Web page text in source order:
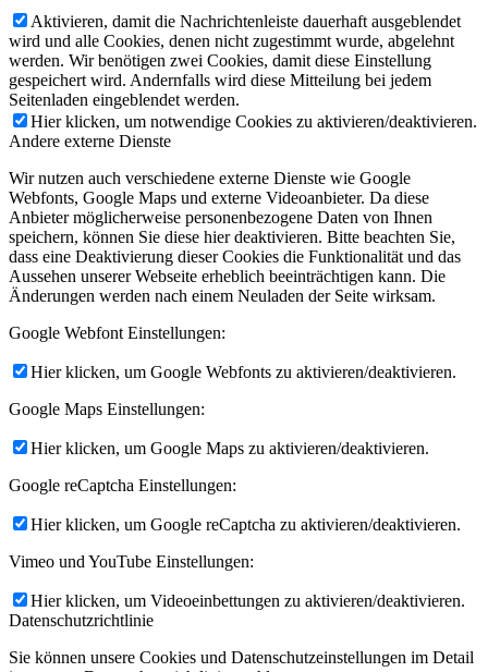
Aktivieren, damit die Nachrichtenleiste dauerhaft ausgeblendet
wird und alle Cookies, denen nicht zugestimmt wurde, abgelehnt
werden. Wir benötigen zwei Cookies, damit diese Einstellung
gespeichert wird. Andernfalls wird diese Mitteilung bei jedem
Seitenladen eingeblendet werden.
Hier klicken, um notwendige Cookies zu aktivieren/deaktivieren.
Andere externe Dienste
Wir nutzen auch verschiedene externe Dienste wie Google
Webfonts, Google Maps und externe Videoanbieter. Da diese
Anbieter möglicherweise personenbezogene Daten von Ihnen
speichern, können Sie diese hier deaktivieren. Bitte beachten Sie,
dass eine Deaktivierung dieser Cookies die Funktionalität und das
Aussehen unserer Webseite erheblich beeinträchtigen kann. Die
Änderungen werden nach einem Neuladen der Seite wirksam.
Google Webfont Einstellungen:
Hier klicken, um Google Webfonts zu aktivieren/deaktivieren.
Google Maps Einstellungen:
Hier klicken, um Google Maps zu aktivieren/deaktivieren.
Google reCaptcha Einstellungen:
Hier klicken, um Google reCaptcha zu aktivieren/deaktivieren.
Vimeo und YouTube Einstellungen:
Hier klicken, um Videoeinbettungen zu aktivieren/deaktivieren.
Datenschutzrichtlinie
Sie können unsere Cookies und Datenschutzeinstellungen im Detail